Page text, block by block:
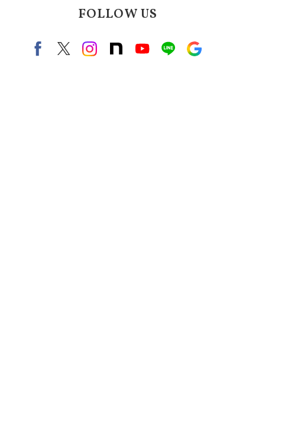
FOLLOW US
FacebookX（旧twitter）
instagram
note Youtubeline